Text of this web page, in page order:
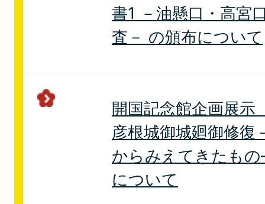
書1 －油懸口・高宮
査－ の頒布について
開国記念館企画展示
彦根城御城廻御修復
からみえてきたも
について